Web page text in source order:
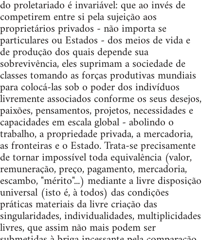
do proletariado é invariável: que ao invés de
competirem entre si pela sujeição aos
proprietários privados - não importa se
particulares ou Estados - dos meios de vida e
de produção dos quais depende sua
sobrevivência, eles suprimam a sociedade de
classes tomando as forças produtivas mundiais
para colocá-las sob o poder dos indivíduos
livremente associados conforme os seus desejos,
paixões, pensamentos, projetos, necessidades e
capacidades em escala global - abolindo o
trabalho, a propriedade privada, a mercadoria,
as fronteiras e o Estado. Trata-se precisamente
de tornar impossível toda equivalência (valor,
remuneração, preço, pagamento, mercadoria,
escambo, "mérito"...) mediante a livre disposição
universal (isto é, à todos) das condições
práticas materiais da livre criação das
singularidades, individualidades, multiplicidades
livres, que assim não mais podem ser